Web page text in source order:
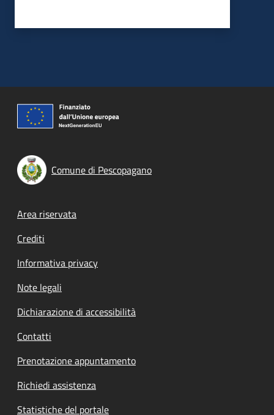
Comune di Pescopagano
Footer menu
Area riservata
Crediti
Informativa privacy
Note legali
Dichiarazione di accessibilità
Contatti
Prenotazione appuntamento
Richiedi assistenza
Statistiche del portale